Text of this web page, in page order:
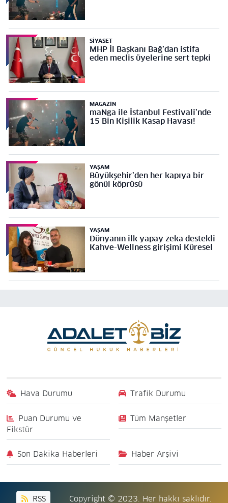
SIYASET
MHP İl Başkanı Bağ’dan istifa
eden meclis üyelerine sert tepki
MAGAZIN
maNga ile İstanbul Festivali’nde
15 Bin Kişilik Kasap Havası!
YAŞAM
Büyükşehir’den her kapıya bir
gönül köprüsü
YAŞAM
Dünyanın ilk yapay zeka destekli
Kahve-Wellness girişimi Küresel
Hava Durumu Trafik Durumu
Puan Durumu ve
Fikstür
Tüm Manşetler
Son Dakika Haberleri Haber Arşivi
RSS Copyright © 2023. Her hakkı saklıdır.